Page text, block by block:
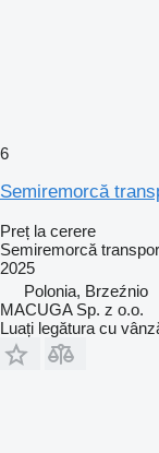
6
Semiremorcă
Preț la cerere
Semiremorcă
2025
Polonia, Brzeźnio
MACUGA Sp. z o.o.
Luați legătura cu